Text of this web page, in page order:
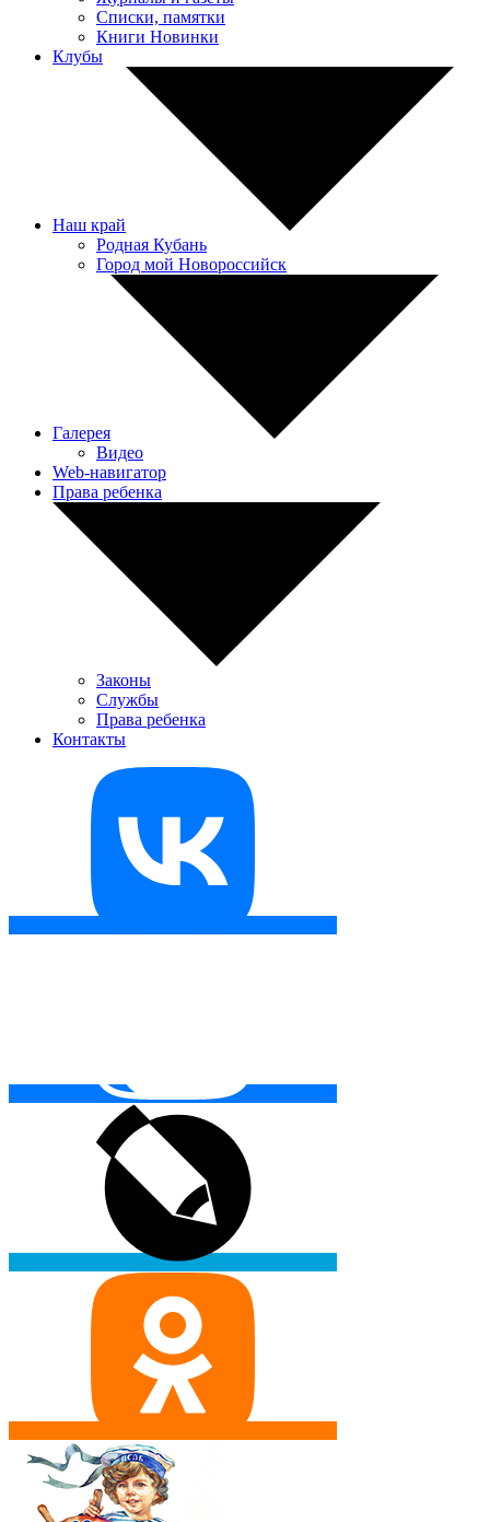
Списки, памятки
Книги Новинки
Клубы
Наш край
Родная Кубань
Город мой Новороссийск
Галерея
Видео
Web-навигатор
Права ребенка
Законы
Службы
Права ребенка
Контакты